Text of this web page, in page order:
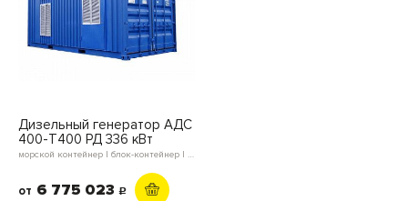
Дизельный генератор АДС
400-Т400 РД 336 кВт
морской контейнер | блок-контейнер | открытое исполнение
от 6 775 023 c